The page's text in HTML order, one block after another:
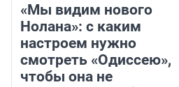
«Мы видим нового
Нолана»: с каким
настроем нужно
смотреть «Одиссею»,
чтобы она не